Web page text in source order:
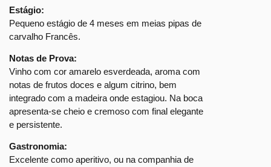
Estágio:
Pequeno estágio de 4 meses em meias pipas de
carvalho Francês.
Notas de Prova:
Vinho com cor amarelo esverdeada, aroma com
notas de frutos doces e algum citrino, bem
integrado com a madeira onde estagiou. Na boca
apresenta-se cheio e cremoso com final elegante
e persistente.
Gastronomia:
Excelente como aperitivo, ou na companhia de